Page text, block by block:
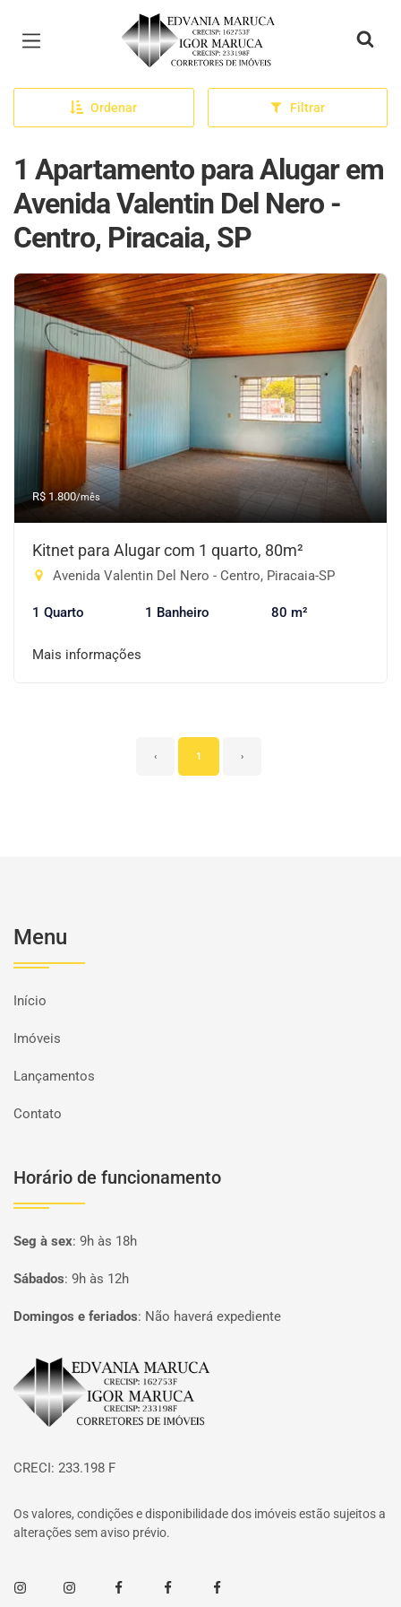
Página inicial
Ordenar Filtrar
1 Apartamento para Alugar em
Avenida Valentin Del Nero -
Centro, Piracaia, SP
R$ 1.800/mês
Kitnet para Alugar com 1 quarto, 80m²
Avenida Valentin Del Nero - Centro, Piracaia-SP
1 Quarto 1 Banheiro 80 m²
Mais informações
‹ 1 ›
Menu
Início
Imóveis
Lançamentos
Contato
Horário de funcionamento
Seg à sex: 9h às 18h
Sábados: 9h às 12h
Domingos e feriados: Não haverá expediente
Página inicial
CRECI: 233.198 F
Os valores, condições e disponibilidade dos imóveis estão sujeitos a
alterações sem aviso prévio.
InstagramInstagramFacebookFacebookFacebook